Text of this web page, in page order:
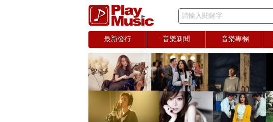
請輸入關鍵字
最新發行 音樂新聞 音樂專欄